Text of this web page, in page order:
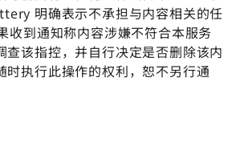
明确表示不承担与内容相关的任
收到通知称内容涉嫌不符合本服务
该指控，并自行决定是否删除该内
执行此操作的权利，恕不另行通